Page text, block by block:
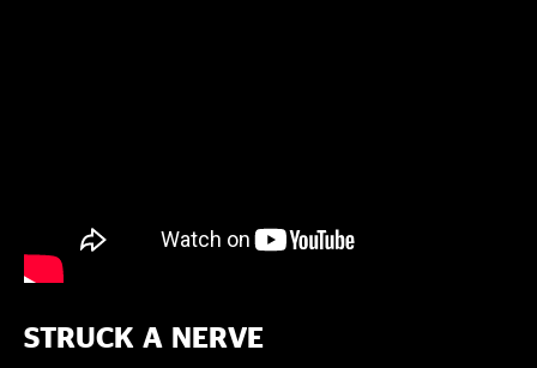
STRUCK A NERVE